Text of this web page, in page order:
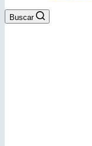
Buscar